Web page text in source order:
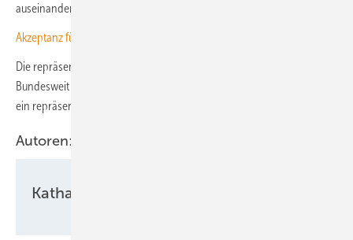
auseinander.“
Akzeptanz für Windenergie bleibt hoch – in Stadt und Land
Die repräsentative Umfrage wurde im März 2025 durchgeführt.
Bundesweit wurden insgesamt 1.015 Menschen über 18 Jahre über
ein repräsentatives digitales Onlinepanel mittels Fragebogen befragt.
Autoren:
Katharina Wolf